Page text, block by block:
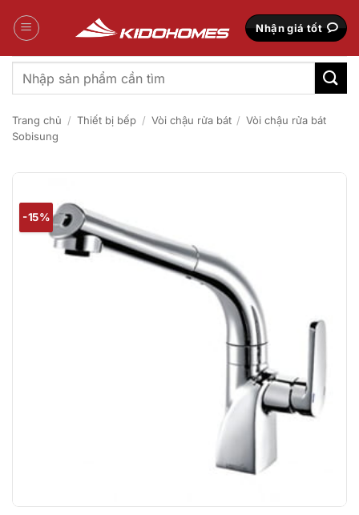
qua
Nhận giá tốt
Tìm
kiếm:
Trang chủ / Thiết bị bếp / Vòi chậu rửa bát / Vòi chậu rửa bát
Sobisung
-15%